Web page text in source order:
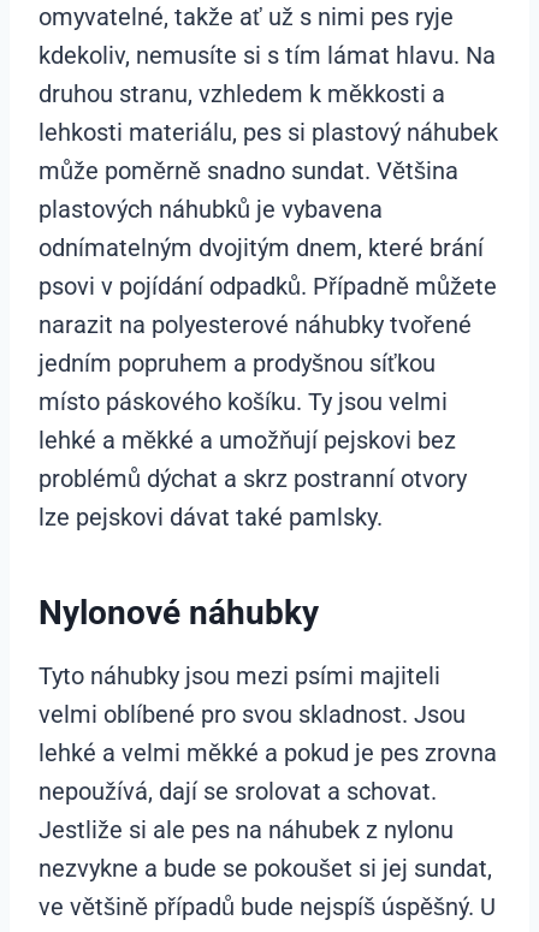
omyvatelné, takže ať už s nimi pes ryje
kdekoliv, nemusíte si s tím lámat hlavu. Na
druhou stranu, vzhledem k měkkosti a
lehkosti materiálu, pes si plastový náhubek
může poměrně snadno sundat. Většina
plastových náhubků je vybavena
odnímatelným dvojitým dnem, které brání
psovi v pojídání odpadků. Případně můžete
narazit na polyesterové náhubky tvořené
jedním popruhem a prodyšnou síťkou
místo páskového košíku. Ty jsou velmi
lehké a měkké a umožňují pejskovi bez
problémů dýchat a skrz postranní otvory
lze pejskovi dávat také pamlsky.
Nylonové náhubky
Tyto náhubky jsou mezi psími majiteli
velmi oblíbené pro svou skladnost. Jsou
lehké a velmi měkké a pokud je pes zrovna
nepoužívá, dají se srolovat a schovat.
Jestliže si ale pes na náhubek z nylonu
nezvykne a bude se pokoušet si jej sundat,
ve většině případů bude nejspíš úspěšný. U